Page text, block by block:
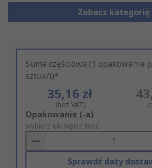
Zobacz kategorię
Suma częściowa (1 opakowanie
sztuk/i)*
35,16 zł
(bez VAT)
Add
to
Basket
Opakowanie (-a)
wybierz lub wpisz ilość
Sprawdź daty